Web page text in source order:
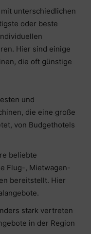
unterschiedlichen
oder beste
Hier sind einige
die oft günstige
und
die eine große
von Budgethotels
beliebte
Flug-, Mietwagen-
bereitstellt. Hier
stark vertreten
in der Region